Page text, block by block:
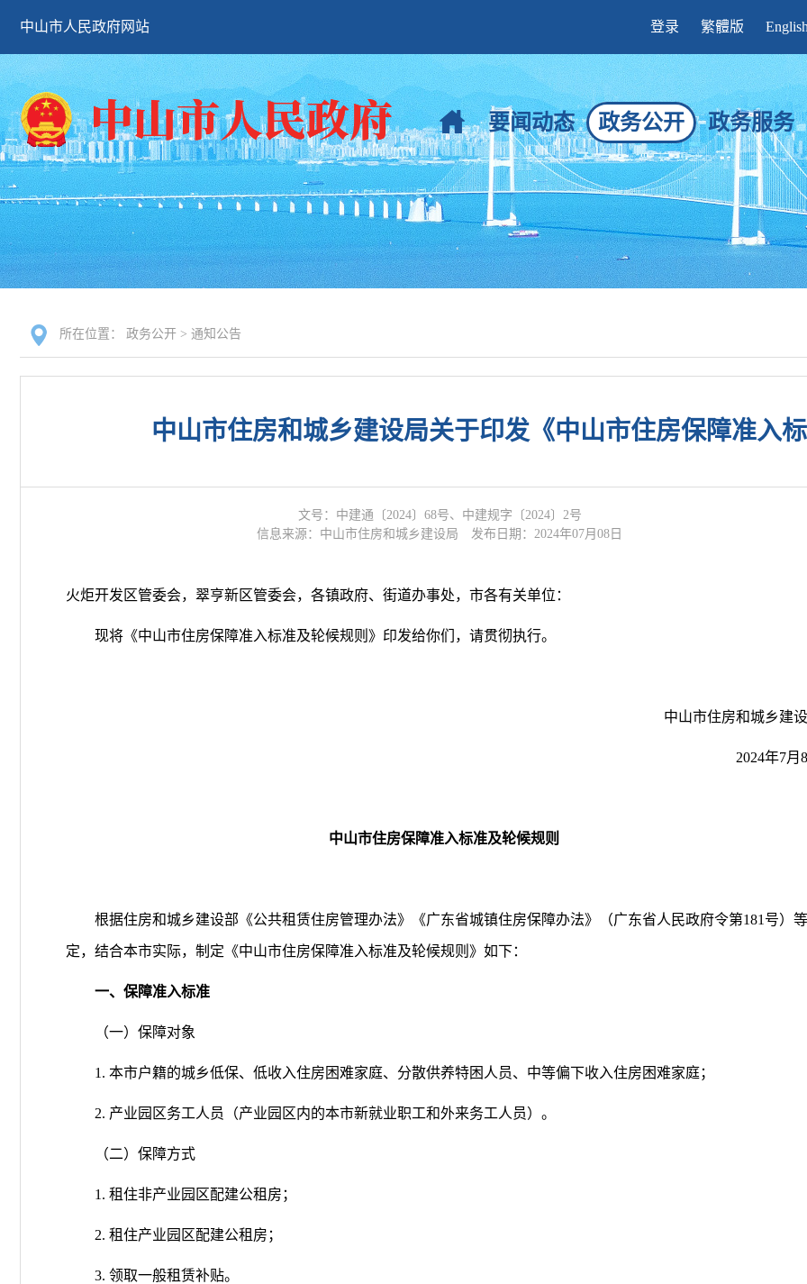
中山市人民政府网站 登录 繁體版
要闻动态 政务公开 政务服务
所在位置： 政务公开 > 通知公告
中山市住房和城乡建设局关于印发《中山市住房保障准入
文号：中建通〔2024〕68号、中建规字〔2024〕2号
信息来源：中山市住房和城乡建设局
发布日期：2024年07月08日
火炬开发区管委会，翠亨新区管委会，各镇政府、街道办事处，市各有关单位：
现将《中山市住房保障准入标准及轮候规则》印发给你们，请贯彻执行。
中山市住房和城乡建
2024年7月
中山市住房保障准入标准及轮候规则
根据住房和城乡建设部《公共租赁住房管理办法》《广东省城镇住房保障办法》（广东省人民政府令第181号）
定，结合本市实际，制定《中山市住房保障准入标准及轮候规则》如下：
一、保障准入标准
（一）保障对象
1. 本市户籍的城乡低保、低收入住房困难家庭、分散供养特困人员、中等偏下收入住房困难家庭；
2. 产业园区务工人员（产业园区内的本市新就业职工和外来务工人员）。
（二）保障方式
1. 租住非产业园区配建公租房；
2. 租住产业园区配建公租房；
3. 领取一般租赁补贴。